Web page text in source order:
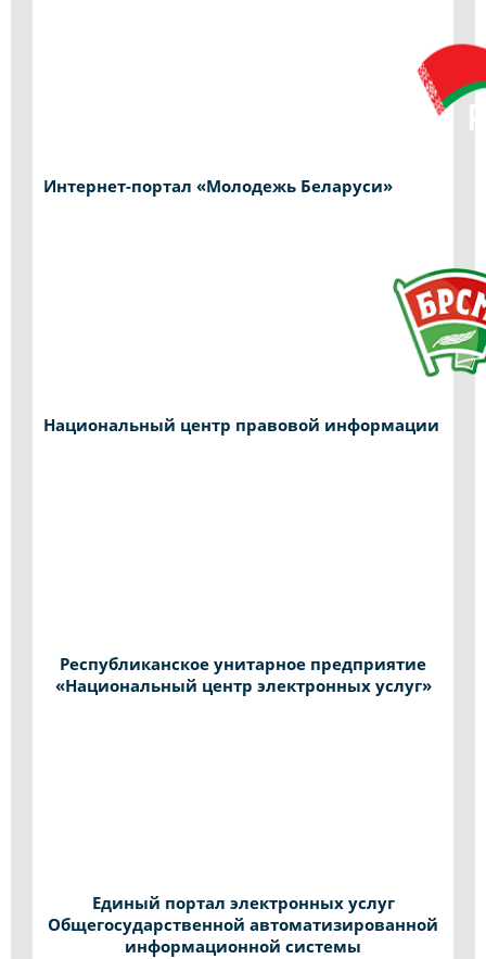
Интернет-портал «Молодежь Беларуси»
Национальный центр правовой информации
Республиканское унитарное предприятие
«Национальный центр электронных услуг»
Единый портал электронных услуг
Общегосударственной автоматизированной
информационной системы